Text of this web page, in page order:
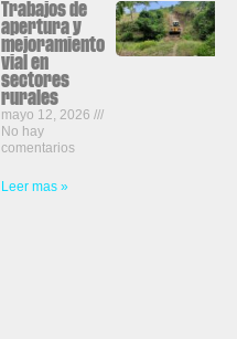
Trabajos de
apertura y
mejoramiento
vial en
sectores
rurales
mayo 12, 2026
No hay
comentarios
Leer mas »